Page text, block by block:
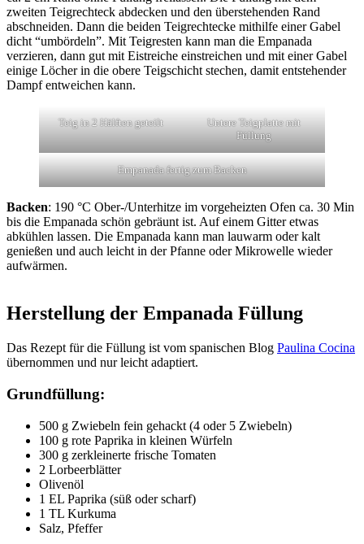
zweiten Teigrechteck abdecken und den überstehenden Rand
abschneiden. Dann die beiden Teigrechtecke mithilfe einer Gabel
dicht “umbördeln”. Mit Teigresten kann man die Empanada
verzieren, dann gut mit Eistreiche einstreichen und mit einer Gabel
einige Löcher in die obere Teigschicht stechen, damit entstehender
Dampf entweichen kann.
Teig in 2 Hälften geteilt
Untere Teigplatte mit
Füllung
Empanada fertig zum Backen
Backen: 190 °C Ober-/Unterhitze im vorgeheizten Ofen ca. 30 Min
bis die Empanada schön gebräunt ist. Auf einem Gitter etwas
abkühlen lassen. Die Empanada kann man lauwarm oder kalt
genießen und auch leicht in der Pfanne oder Mikrowelle wieder
aufwärmen.
Herstellung der Empanada Füllung
Das Rezept für die Füllung ist vom spanischen Blog Paulina Cocina
übernommen und nur leicht adaptiert.
Grundfüllung:
500 g Zwiebeln fein gehackt (4 oder 5 Zwiebeln)
100 g rote Paprika in kleinen Würfeln
300 g zerkleinerte frische Tomaten
2 Lorbeerblätter
Olivenöl
1 EL Paprika (süß oder scharf)
1 TL Kurkuma
Salz, Pfeffer